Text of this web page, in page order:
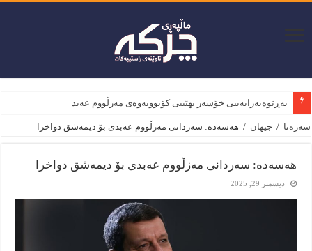
بەڕێوەبەرایەتیی خۆسەر نهێنیی کۆبوونەوەی مەزڵووم عەبدی و و
سەرەتا / جیهان / هەسەدە: سەردانی مەزڵووم عەبدی بۆ دیمەشق دواخرا
هەسەدە: سەردانی مەزڵووم عەبدی بۆ دیمەشق دواخرا
ديسمبر 29, 2025